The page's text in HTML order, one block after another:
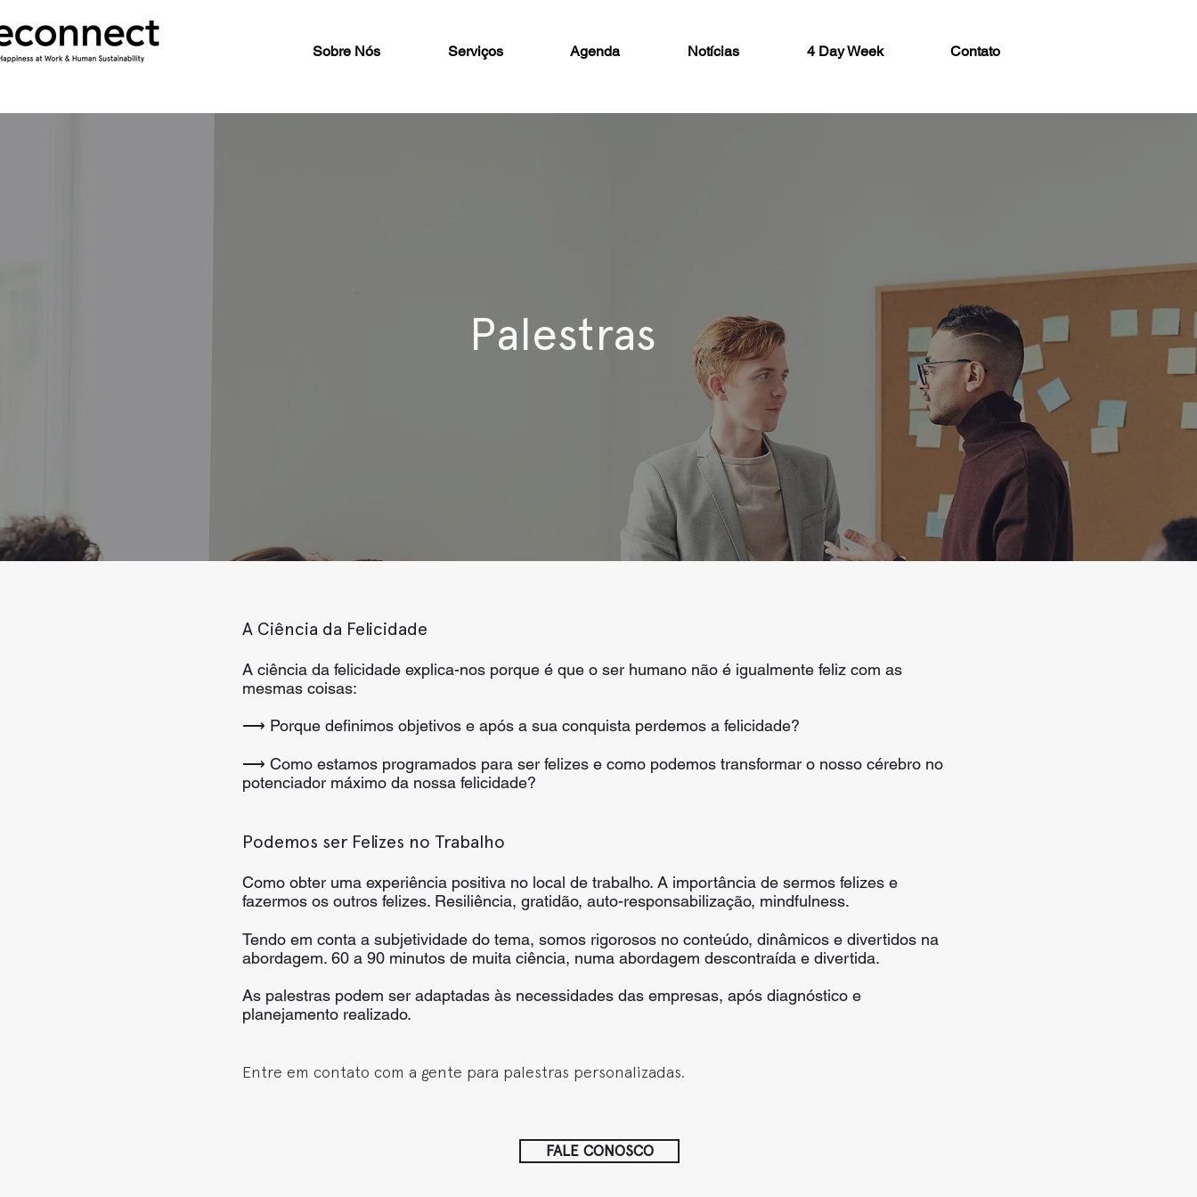
Sobre Nós Serviços Agenda Notícias 4 Day Week Contato
Palestras
A Ciência da Felicidade
A ciência da felicidade explica-nos porque é que o ser humano não é igualmente feliz com as
mesmas coisas:
⟶ Porque definimos objetivos e após a sua conquista perdemos a felicidade?
⟶ Como estamos programados para ser felizes e como podemos transformar o nosso cérebro no
potenciador máximo da nossa felicidade?
Podemos ser Felizes no Trabalho
Como obter uma experiência positiva no local de trabalho. A importância de sermos felizes e
fazermos os outros felizes. Resiliência, gratidão, auto-responsabilização, mindfulness.
Tendo em conta a subjetividade do tema, somos rigorosos no conteúdo, dinâmicos e divertidos na
abordagem. 60 a 90 minutos de muita ciência, numa abordagem descontraída e divertida.
As palestras podem ser adaptadas às necessidades das empresas, após diagnóstico e
planejamento realizado.
Entre em contato com a gente para palestras personalizadas.
FALE CONOSCO